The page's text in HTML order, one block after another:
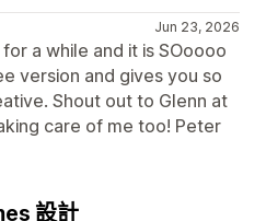
Jun 23, 2026
a while and it is SOoooo
version and gives you so
Shout out to Glenn at
care of me too! Peter
設計